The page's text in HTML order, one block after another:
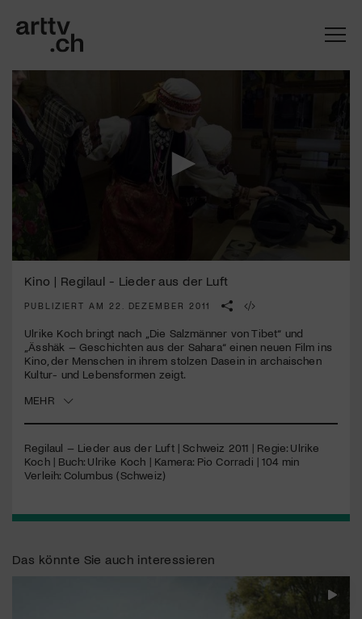
seconds
41
seconds
Kino | Regilaul - Lieder aus der Luft
PUBLIZIERT AM 22. DEZEMBER 2011
Ulrike Koch bringt nach „Die Salzmänner von Tibet“ und
„Ässhäk – Geschichten aus der Sahara“ einen neuen Film ins
Kino, der Menschen in ihrem stolzen Dasein in archaischen
Kultur- und Lebensformen zeigt.
MEHR
Regilaul – Lieder aus der Luft | Schweiz 2011 | Regie: Ulrike
Koch | Buch: Ulrike Koch | Kamera: Pio Corradi | 104 min
Verleih: Columbus (Schweiz)
Das könnte Sie auch interessieren
Mach mit: «Be Part of the Art»!
Engagiere dich als Kulturliebhaber:in, Kulturschaffende(r) oder
Mit deiner Mitgliedschaft erhältst du kostenlosen Zugang zu
diversen Kulturevents.
Jetzt Mitglied werden